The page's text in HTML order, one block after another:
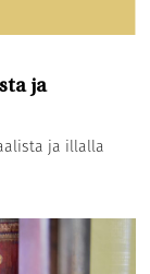
ja
ja illalla